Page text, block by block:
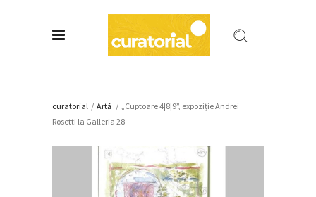
curatorial / Artǎ / „Cuptoare 4|8|9”, expoziție Andrei
Rosetti la Galleria 28